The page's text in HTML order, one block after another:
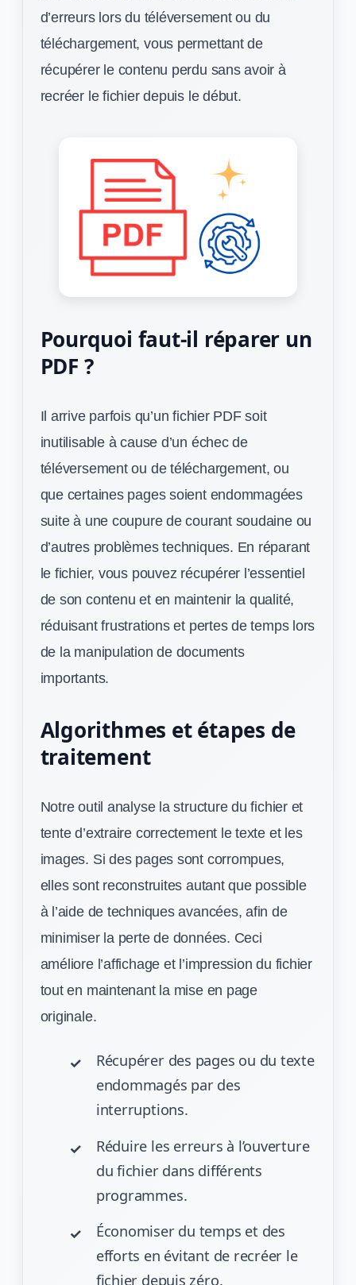
d’erreurs lors du téléversement ou du
téléchargement, vous permettant de
récupérer le contenu perdu sans avoir à
recréer le fichier depuis le début.
Pourquoi faut-il réparer un
PDF ?
Il arrive parfois qu’un fichier PDF soit
inutilisable à cause d’un échec de
téléversement ou de téléchargement, ou
que certaines pages soient endommagées
suite à une coupure de courant soudaine ou
d’autres problèmes techniques. En réparant
le fichier, vous pouvez récupérer l’essentiel
de son contenu et en maintenir la qualité,
réduisant frustrations et pertes de temps lors
de la manipulation de documents
importants.
Algorithmes et étapes de
traitement
Notre outil analyse la structure du fichier et
tente d’extraire correctement le texte et les
images. Si des pages sont corrompues,
elles sont reconstruites autant que possible
à l’aide de techniques avancées, afin de
minimiser la perte de données. Ceci
améliore l’affichage et l’impression du fichier
tout en maintenant la mise en page
originale.
Récupérer des pages ou du texte
endommagés par des
interruptions.
Réduire les erreurs à l’ouverture
du fichier dans différents
programmes.
Économiser du temps et des
efforts en évitant de recréer le
fichier depuis zéro.